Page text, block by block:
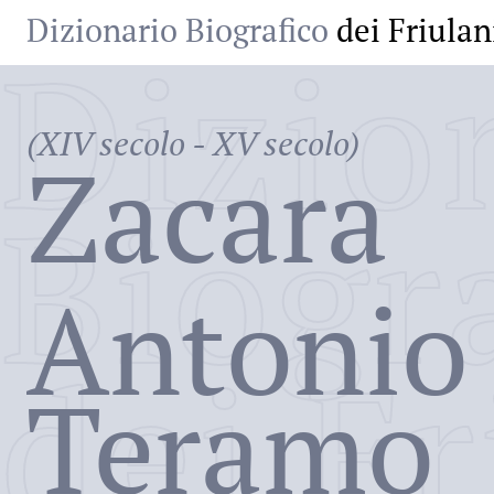
Dizionario Biografico dei
(XIV secolo - XV secolo)
Zacara
Antonio
Teramo